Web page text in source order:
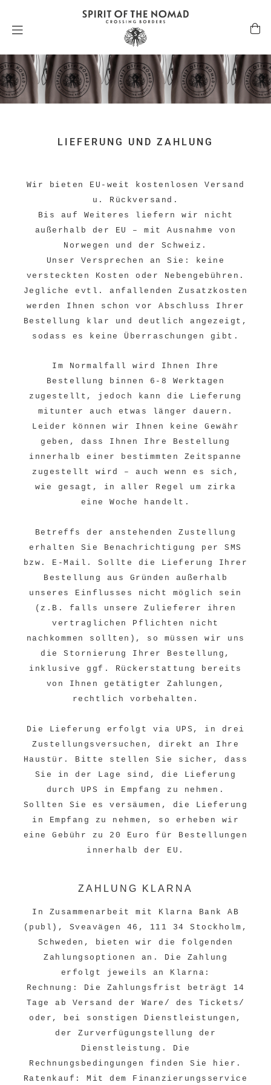
LIEFERUNG UND ZAHLUNG
Wir bieten EU-weit kostenlosen Versand
u. Rückversand.
Bis auf Weiteres liefern wir nicht
außerhalb der EU – mit Ausnahme von
Norwegen und der Schweiz.
Unser Versprechen an Sie: keine
versteckten Kosten oder Nebengebühren.
Jegliche evtl. anfallenden Zusatzkosten
werden Ihnen schon vor Abschluss Ihrer
Bestellung klar und deutlich angezeigt,
sodass es keine Überraschungen gibt.
Im Normalfall wird Ihnen Ihre
Bestellung binnen 6-8 Werktagen
zugestellt, jedoch kann die Lieferung
mitunter auch etwas länger dauern.
Leider können wir Ihnen keine Gewähr
geben, dass Ihnen Ihre Bestellung
innerhalb einer bestimmten Zeitspanne
zugestellt wird – auch wenn es sich,
wie gesagt, in aller Regel um zirka
eine Woche handelt.
Betreffs der anstehenden Zustellung
erhalten Sie Benachrichtigung per SMS
bzw. E-Mail. Sollte die Lieferung Ihrer
Bestellung aus Gründen außerhalb
unseres Einflusses nicht möglich sein
(z.B. falls unsere Zulieferer ihren
vertraglichen Pflichten nicht
nachkommen sollten), so müssen wir uns
die Stornierung Ihrer Bestellung,
inklusive ggf. Rückerstattung bereits
von Ihnen getätigter Zahlungen,
rechtlich vorbehalten.
Die Lieferung erfolgt via UPS, in drei
Zustellungsversuchen, direkt an Ihre
Haustür. Bitte stellen Sie sicher, dass
Sie in der Lage sind, die Lieferung
durch UPS in Empfang zu nehmen.
Sollten Sie es versäumen, die Lieferung
in Empfang zu nehmen, so erheben wir
eine Gebühr zu 20 Euro für Bestellungen
innerhalb der EU.
ZAHLUNG KLARNA
In Zusammenarbeit mit Klarna Bank AB
(publ), Sveavägen 46, 111 34 Stockholm,
Schweden, bieten wir die folgenden
Zahlungsoptionen an. Die Zahlung
erfolgt jeweils an Klarna:
Rechnung: Die Zahlungsfrist beträgt 14
Tage ab Versand der Ware/ des Tickets/
oder, bei sonstigen Dienstleistungen,
der Zurverfügungstellung der
Dienstleistung. Die
Rechnungsbedingungen finden Sie hier .
Ratenkauf: Mit dem Finanzierungsservice